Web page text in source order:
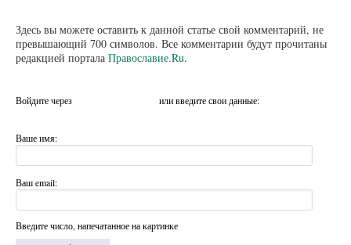
Здесь вы можете оставить к данной статье свой комментарий, не
превышающий 700 символов. Все комментарии будут прочитаны
редакцией портала Православие.Ru.
Войдите через или введите свои данные:
Ваше имя:
Ваш email:
Введите число, напечатанное на картинке